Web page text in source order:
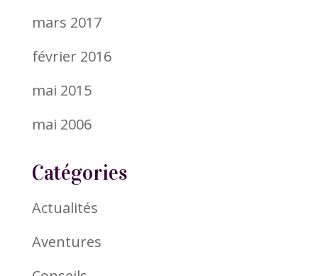
mars 2017
février 2016
mai 2015
mai 2006
Catégories
Actualités
Aventures